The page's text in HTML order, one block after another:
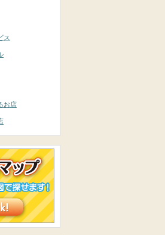
ス
お店